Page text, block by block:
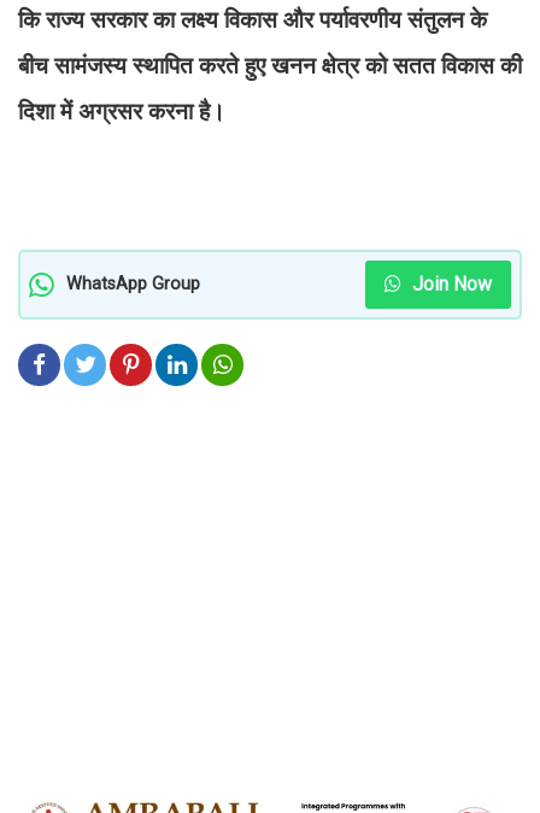
कि राज्य सरकार का लक्ष्य विकास और पर्यावरणीय संतुलन के
बीच सामंजस्य स्थापित करते हुए खनन क्षेत्र को सतत विकास की
दिशा में अग्रसर करना है।
WhatsApp Group Join Now